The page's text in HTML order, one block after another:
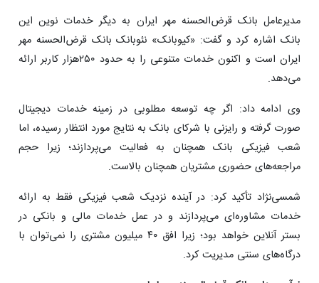
مدیرعامل بانک قرض‌الحسنه مهر ایران به دیگر خدمات نوین این
بانک اشاره کرد و گفت: «کیوبانک» نئوبانک‌ بانک قرض‌الحسنه مهر
ایران است و اکنون خدمات متنوعی را به حدود ۲۵۰هزار کاربر ارائه
می‌دهد.
وی ادامه داد: اگر چه توسعه مطلوبی در زمینه خدمات دیجیتال
صورت گرفته و رایزنی با شرکای بانک به نتایج مورد انتظار رسیده، اما
شعب فیزیکی بانک همچنان به فعالیت می‌پردازند؛ زیرا حجم
مراجعه‌های حضوری مشتریان همچنان بالاست.
شمسی‌نژاد تأکید کرد: در آینده نزدیک شعب فیزیکی فقط به ارائه
خدمات مشاوره‌ای می‌پردازند و در عمل خدمات مالی و بانکی در
بستر آنلاین خواهد بود؛ زیرا افق ۴۰ میلیون مشتری را نمی‌توان با
درگاه‌های سنتی مدیریت کرد.